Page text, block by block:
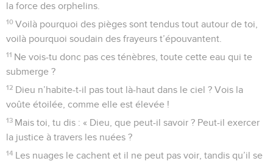
la force des orphelins.
10 Voilà pourquoi des pièges sont tendus tout autour de toi,
voilà pourquoi soudain des frayeurs t’épouvantent.
11 Ne vois-tu donc pas ces ténèbres, toute cette eau qui te
submerge ?
12 Dieu n’habite-t-il pas tout là-haut dans le ciel ? Vois la
voûte étoilée, comme elle est élevée !
13 Mais toi, tu dis : « Dieu, que peut-il savoir ? Peut-il exercer
la justice à travers les nuées ?
14 Les nuages le cachent et il ne peut pas voir, tandis qu’il se